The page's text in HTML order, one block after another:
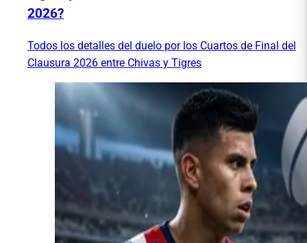
2026?
Todos los detalles del duelo por los Cuartos de Final del
Clausura 2026 entre Chivas y Tigres